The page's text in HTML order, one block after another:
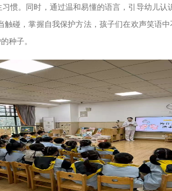
惯。同时，通过温和易懂的语言，引导幼儿认
触碰，掌握自我保护方法，孩子们在欢声笑语
种子。